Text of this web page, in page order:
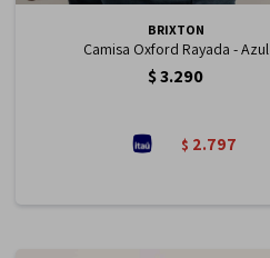
BRIXTON
Camisa Oxford Rayada - Azul
$3.290
$ 2.797